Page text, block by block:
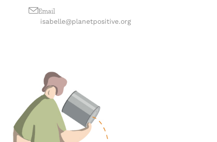
Email
isabelle@planetpositive.org